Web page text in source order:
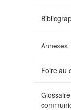
Annexes
Foire au